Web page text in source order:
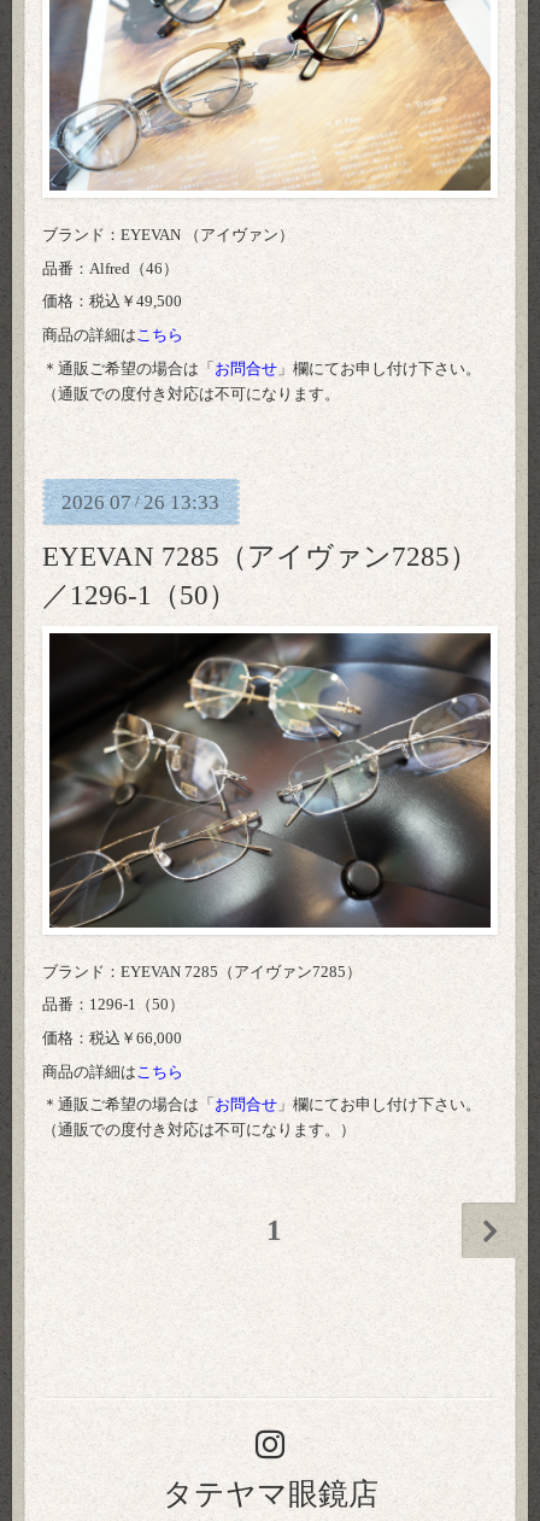
ブランド：EYEVAN （アイヴァン）
品番：Alfred（46）
価格：税込￥49,500
商品の詳細は こちら
＊通販ご希望の場合は「お問合せ」欄にてお申し付け下さい。
（通販での度付き対応は不可になります。
2026 07/26 13:33
EYEVAN 7285（アイヴァン7285）
／1296-1（50）
ブランド：EYEVAN 7285（アイヴァン7285）
品番：1296-1（50）
価格：税込￥66,000
商品の詳細は こちら
＊通販ご希望の場合は「 お問合せ 」欄にてお申し付け下さい。
（通販での度付き対応は不可になります。）
1
タテヤマ眼鏡店